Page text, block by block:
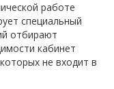
работе
специальный
отбирают
кабинет
не входит в